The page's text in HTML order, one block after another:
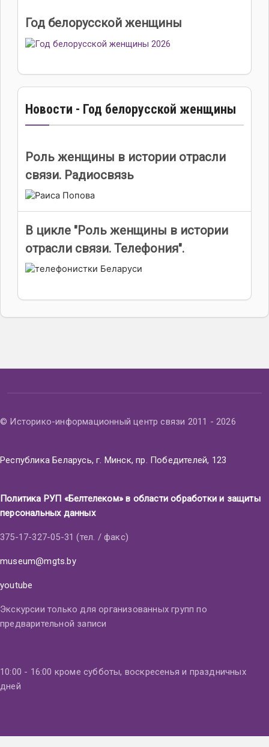
Год белорусской женщины
Новости - Год белорусской женщины
Роль женщины в истории отрасли
связи. Радиосвязь
В цикле "Роль женщины в истории
отрасли связи. Телефония".
© Историко-информационный центр связи 2011 - 2026
Республика Беларусь, г. Минск, пр. Победителей, 123
Политика РУП «Белтелеком» в области обработки и защиты
персональных данных
375-17-327-05-31 (тел. / факс)
museum@mgts.by
youtube
Экскурсии только для организованных групп по
предварительной записи
10:00 - 16:00 кроме субботы, воскресенья и праздничных
дней